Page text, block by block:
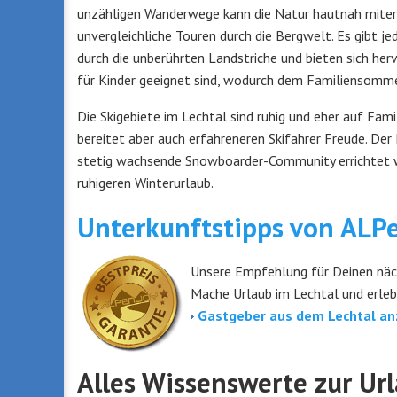
unzähligen Wanderwege kann die Natur hautnah
unvergleichliche Touren durch die Bergwelt. Es gibt
durch die unberührten Landstriche und bieten sich
für Kinder geeignet sind, wodurch dem
Die Skigebiete im Lechtal sind ruhig und eher auf
bereitet aber auch erfahreneren Skifahrer Freude.
stetig wachsende Snowboarder-Community
ruhigeren Winterurlaub.
Unterkunftstipps von
Unsere Empfehlung für Deinen
Mache Urlaub im Lechtal und
Gastgeber aus dem Lechtal
Alles Wissenswerte zur